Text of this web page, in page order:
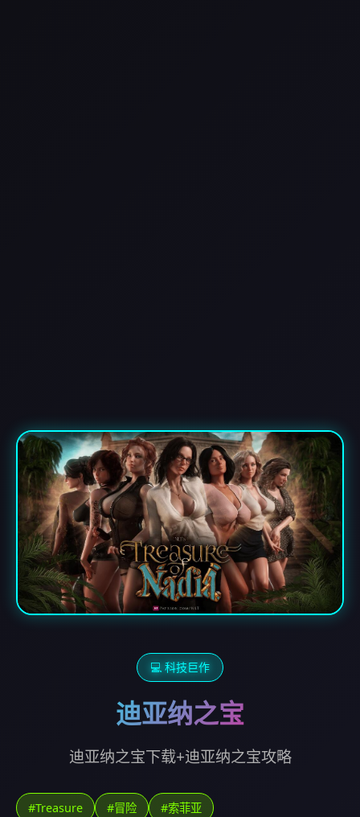
💻 科技巨作
迪亚纳之宝
迪亚纳之宝下载+迪亚纳之宝攻略
#Treasure #冒险 #索菲亚